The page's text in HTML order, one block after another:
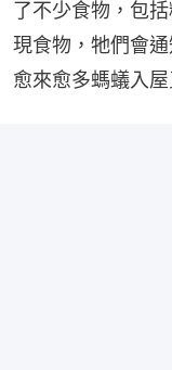
了不少食物，包
現食物，牠們會
愈來愈多螞蟻入屋